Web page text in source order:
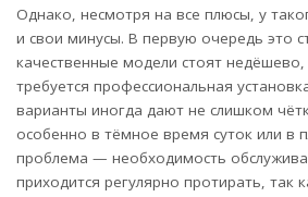
Однако, несмотря на все плюсы, у
и свои минусы. В первую очередь это
качественные модели стоят недёшево,
требуется профессиональная
варианты иногда дают не слишком
особенно в тёмное время суток или в
проблема — необходимость
приходится регулярно протирать, так